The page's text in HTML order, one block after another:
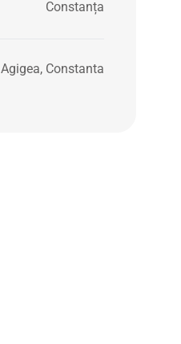
Constanța
Agigea, Constanta